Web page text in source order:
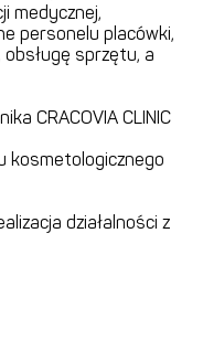
medycznej,
personelu placówki,
sprzętu, a
CRACOVIA CLINIC
kosmetologicznego
działalności z